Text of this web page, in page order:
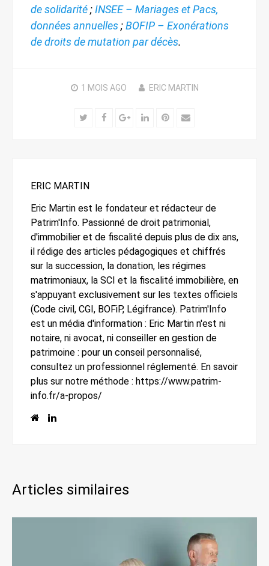
de solidarité;INSEE – Mariages et Pacs,
données annuelles;BOFIP – Exonérations
de droits de mutation par décès.
1 MOIS AGO ERIC MARTIN
TwitterFacebookGoogle+
LinkedInPinterest
Email
ERIC MARTIN
Eric Martin est le fondateur et rédacteur de
Patrim'Info. Passionné de droit patrimonial,
d'immobilier et de fiscalité depuis plus de dix ans,
il rédige des articles pédagogiques et chiffrés
sur la succession, la donation, les régimes
matrimoniaux, la SCI et la fiscalité immobilière, en
s'appuyant exclusivement sur les textes officiels
(Code civil, CGI, BOFiP, Légifrance). Patrim'Info
est un média d'information : Eric Martin n'est ni
notaire, ni avocat, ni conseiller en gestion de
patrimoine : pour un conseil personnalisé,
consultez un professionnel réglementé. En savoir
plus sur notre méthode : https://www.patrim-
info.fr/a-propos/
Articles similaires